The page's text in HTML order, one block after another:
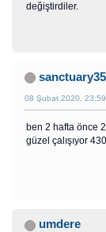
değiştirdiler.
sanctuary35
08 Şubat 2020,
ben 2 hafta önce
güzel çalışıyor
umdere